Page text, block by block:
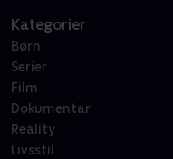
Kategorier
Børn
Serier
Film
Dokumentar
Reality
Livsstil